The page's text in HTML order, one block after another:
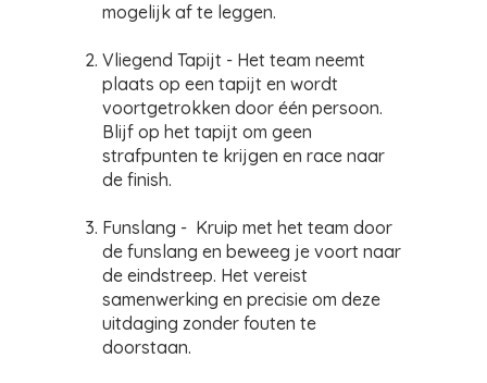
mogelijk af te leggen.
Vliegend Tapijt - Het team neemt
plaats op een tapijt en wordt
voortgetrokken door één persoon.
Blijf op het tapijt om geen
strafpunten te krijgen en race naar
de finish.
Funslang - Kruip met het team door
de funslang en beweeg je voort naar
de eindstreep. Het vereist
samenwerking en precisie om deze
uitdaging zonder fouten te
doorstaan.